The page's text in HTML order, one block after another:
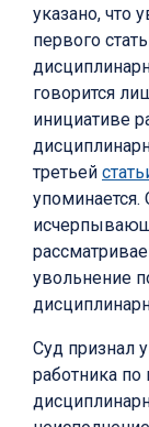
указано, что
первого
говорится
инициативе
третьей
упоминается.
увольнение
Суд признал
работника